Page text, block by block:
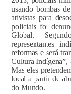
usando bombas
ativistas para
policiais foi
Global.
representantes
reformas e será
Cultura Indígena”,
Mas eles
local a partir de
do Mundo.